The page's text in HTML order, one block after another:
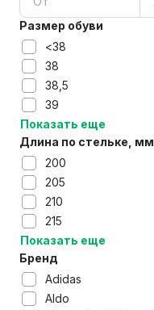
Размер обуви
<38
38
38,5
39
Показать еще
Длина по стельке, мм
200
205
210
215
Показать еще
Бренд
Adidas
Aldo